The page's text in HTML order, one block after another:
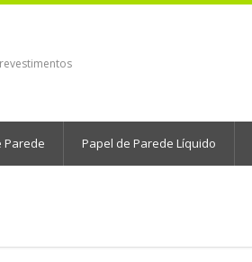
Parede Papel de Parede Líquido